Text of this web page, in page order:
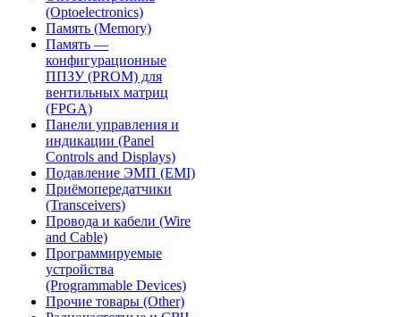
(Optoelectronics)
Память (Memory)
Память —
конфигурационные
ППЗУ (PROM) для
вентильных матриц
(FPGA)
Панели управления и
индикации (Panel
Controls and Displays)
Подавление ЭМП (EMI)
Приёмопередатчики
(Transceivers)
Провода и кабели (Wire
and Cable)
Программируемые
устройства
(Programmable Devices)
Прочие товары (Other)